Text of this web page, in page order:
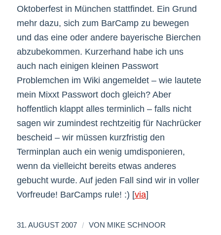
Oktoberfest in München stattfindet. Ein Grund
mehr dazu, sich zum BarCamp zu bewegen
und das eine oder andere bayerische Bierchen
abzubekommen. Kurzerhand habe ich uns
auch nach einigen kleinen Passwort
Problemchen im Wiki angemeldet – wie lautete
mein Mixxt Passwort doch gleich? Aber
hoffentlich klappt alles terminlich – falls nicht
sagen wir zumindest rechtzeitig für Nachrücker
bescheid – wir müssen kurzfristig den
Terminplan auch ein wenig umdisponieren,
wenn da vielleicht bereits etwas anderes
gebucht wurde. Auf jeden Fall sind wir in voller
Vorfreude! BarCamps rule! :) [via]
31. AUGUST 2007 / VON MIKE SCHNOOR